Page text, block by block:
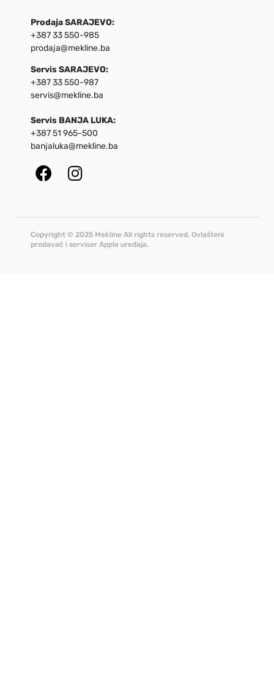
Prodaja SARAJEVO:
+387 33 550-985
prodaja@mekline.ba
Servis SARAJEVO:
+387 33 550-987
servis@mekline.ba
Servis BANJA LUKA:
+387 51 965-500
banjaluka@mekline.ba
Copyright © 2025 Mekline All rights reserved. Ovlašteni
prodavač i serviser Apple uređaja.